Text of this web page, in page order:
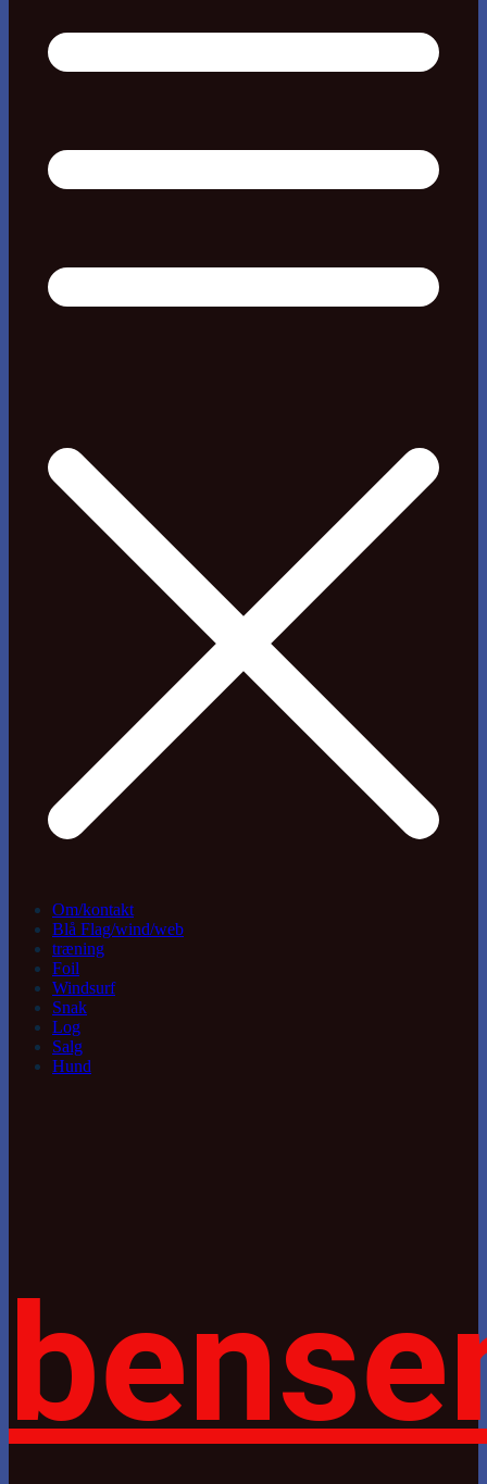
Om/kontakt
Blå Flag/wind/web
træning
Foil
Windsurf
Snak
Log
Salg
Hund